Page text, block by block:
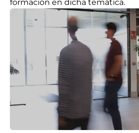
formación en dicha temática.